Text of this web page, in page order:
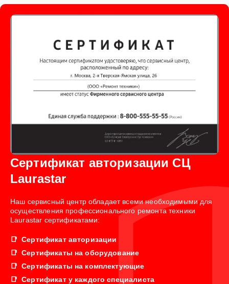
Сертификат авторизации СЦ
Laurastar
Наш сервисный центр обладает всеми необходимыми для
осуществления профессионального ремонта техники
Laurastar сертификатами:
Сертификат авторизации
Сертификаты на оборудование
Сертификаты на комплектующие
Сертификат у каждого специалиста